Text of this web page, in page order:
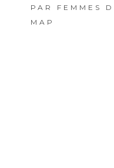
PAR FEMMES
MAP